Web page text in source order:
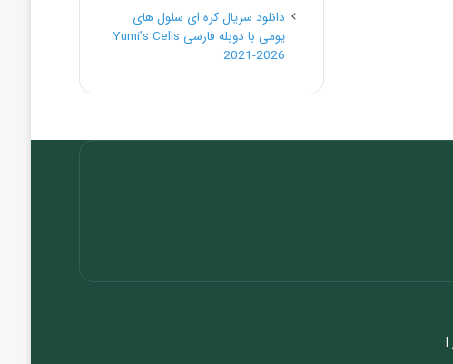
دانلود سریال کره ای سلول های
یومی با دوبله فارسی Yumi’s Cells
2021-2026
|